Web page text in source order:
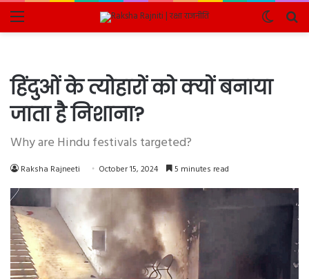
Menu
Switch
skin
हिंदुओं के त्योहारों को क्यों बनाया
जाता है निशाना?
Why are Hindu festivals targeted?
Raksha Rajneeti October 15, 2024 5 minutes read